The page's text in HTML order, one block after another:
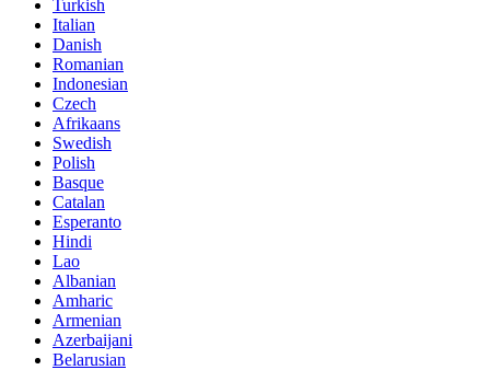
Turkish
Italian
Danish
Romanian
Indonesian
Czech
Afrikaans
Swedish
Polish
Basque
Catalan
Esperanto
Hindi
Lao
Albanian
Amharic
Armenian
Azerbaijani
Belarusian